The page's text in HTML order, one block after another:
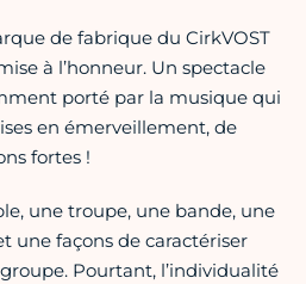
de fabrique du CirkVOST
à l’honneur. Un spectacle
porté par la musique qui
en émerveillement, de
fortes !
une troupe, une bande, une
une façons de caractériser
Pourtant, l’individualité